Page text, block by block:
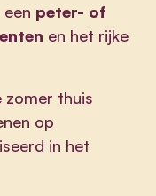
peter- of
en het rijke
zomer thuis
op
in het